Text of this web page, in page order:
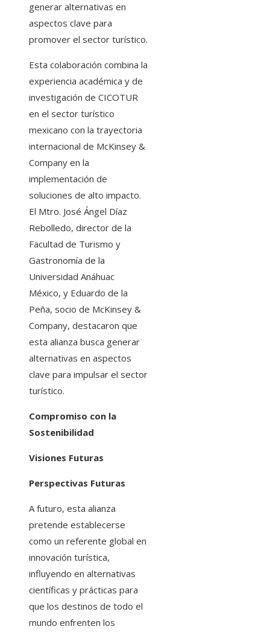
generar alternativas en
aspectos clave para
promover el sector turístico.
Esta colaboración combina la
experiencia académica y de
investigación de CICOTUR
en el sector turístico
mexicano con la trayectoria
internacional de McKinsey &
Company en la
implementación de
soluciones de alto impacto.
El Mtro. José Ángel Díaz
Rebolledo, director de la
Facultad de Turismo y
Gastronomía de la
Universidad Anáhuac
México, y Eduardo de la
Peña, socio de McKinsey &
Company, destacaron que
esta alianza busca generar
alternativas en aspectos
clave para impulsar el sector
turístico.
Compromiso con la
Sostenibilidad
Visiones Futuras
Perspectivas Futuras
A futuro, esta alianza
pretende establecerse
como un referente global en
innovación turística,
influyendo en alternativas
científicas y prácticas para
que los destinos de todo el
mundo enfrenten los